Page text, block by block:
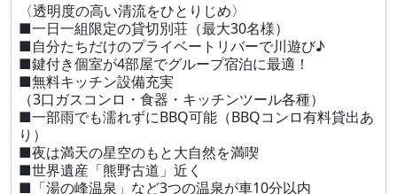
〈透明度の高い清流をひとりじめ〉
■一日一組限定の貸切別荘（最大30名様）
■自分たちだけのプライベートリバーで川遊び♪
■鍵付き個室が4部屋でグループ宿泊に最適！
■無料キッチン設備充実
（3口ガスコンロ・食器・キッチンツール各種）
■一部雨でも濡れずにBBQ可能（BBQコンロ有料貸出あ
り）
■夜は満天の星空のもと大自然を満喫
■世界遺産「熊野古道」近く
■「湯の峰温泉」など3つの温泉が車10分以内